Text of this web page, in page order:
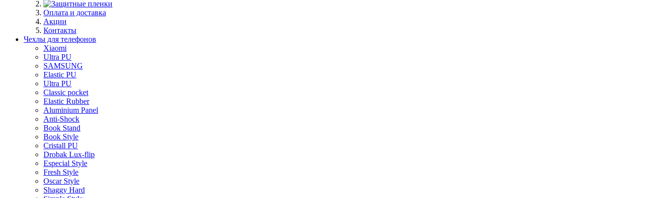
Оплата и доставка
Акции
Контакты
Чехлы для телефонов
Xiaomi
Ultra PU
SAMSUNG
Elastic PU
Ultra PU
Classic pocket
Elastic Rubber
Aluminium Panel
Anti-Shock
Book Stand
Book Style
Cristall PU
Drobak Lux-flip
Especial Style
Fresh Style
Oscar Style
Shaggy Hard